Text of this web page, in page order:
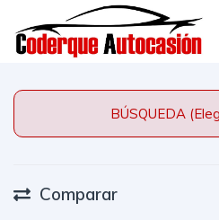
Comparar